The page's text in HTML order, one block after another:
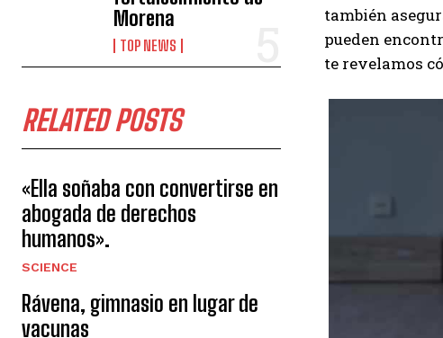
Morena
TOP NEWS
RELATED POSTS
«Ella soñaba con convertirse en
abogada de derechos
humanos».
SCIENCE
Rávena, gimnasio en lugar de
vacunas
también
pueden
te revelamos